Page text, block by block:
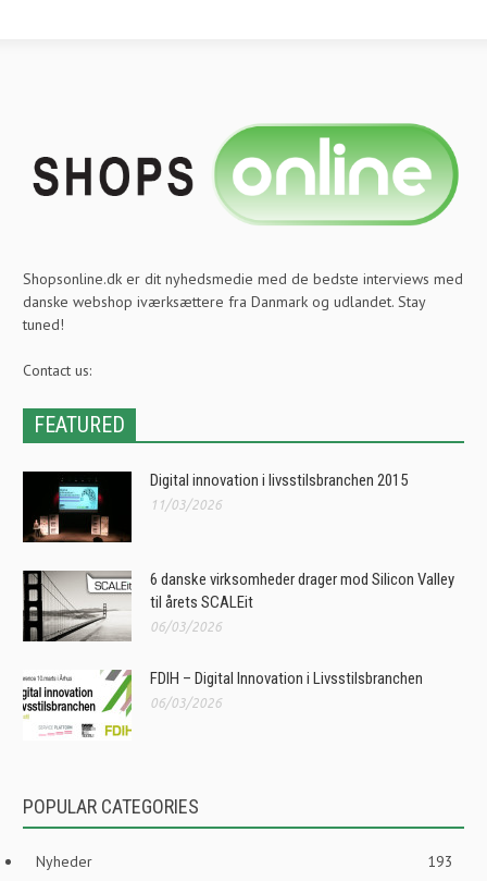
Shopsonline.dk er dit nyhedsmedie med de bedste interviews med
danske webshop iværksættere fra Danmark og udlandet. Stay
tuned!
Contact us:
FEATURED
Digital innovation i livsstilsbranchen 2015
11/03/2026
6 danske virksomheder drager mod Silicon Valley
til årets SCALEit
06/03/2026
FDIH – Digital Innovation i Livsstilsbranchen
06/03/2026
POPULAR CATEGORIES
Nyheder 193